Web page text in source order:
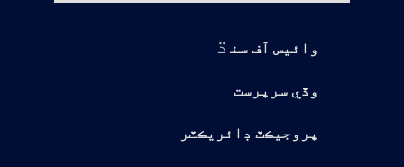
وائيس آف سن ڌ
وڏي سرپرست
پروجيڪٽ ڊائريڪٽر